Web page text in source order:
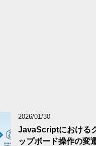
2026/01/30
JavaScriptにおける
ップボード操作の変